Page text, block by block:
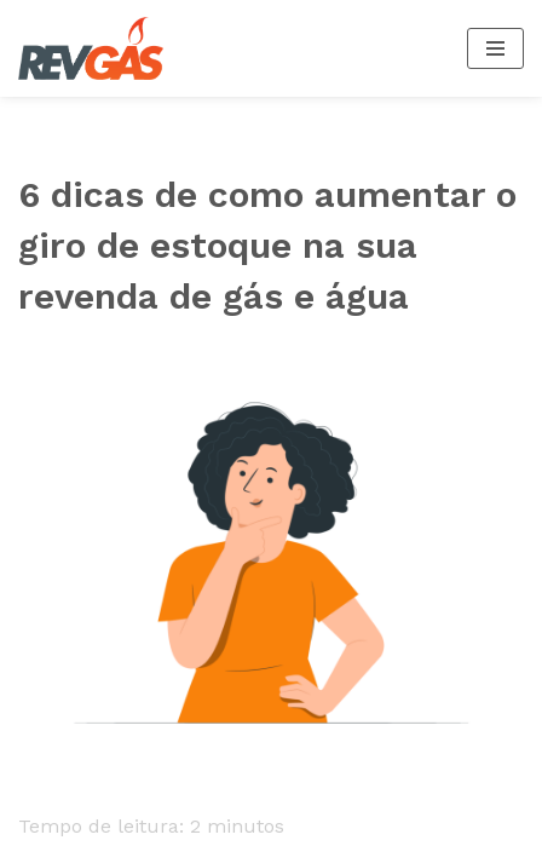
Pular
6 dicas de como aumentar o
giro de estoque na sua
revenda de gás e água
Tempo de leitura: 2 minutos